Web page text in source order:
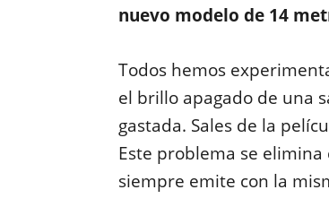
nuevo modelo de 14
Todos hemos
el brillo apagado de una
gastada. Sales de la
Este problema se elimina
siempre emite con la